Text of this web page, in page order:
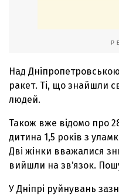
Над
ракет. Ті, що знайшли
людей.
Також вже відомо про
дитина 1,5 років з
Дві жінки вважалися
вийшли на звʼязок.
У Дніпрі руйнувань